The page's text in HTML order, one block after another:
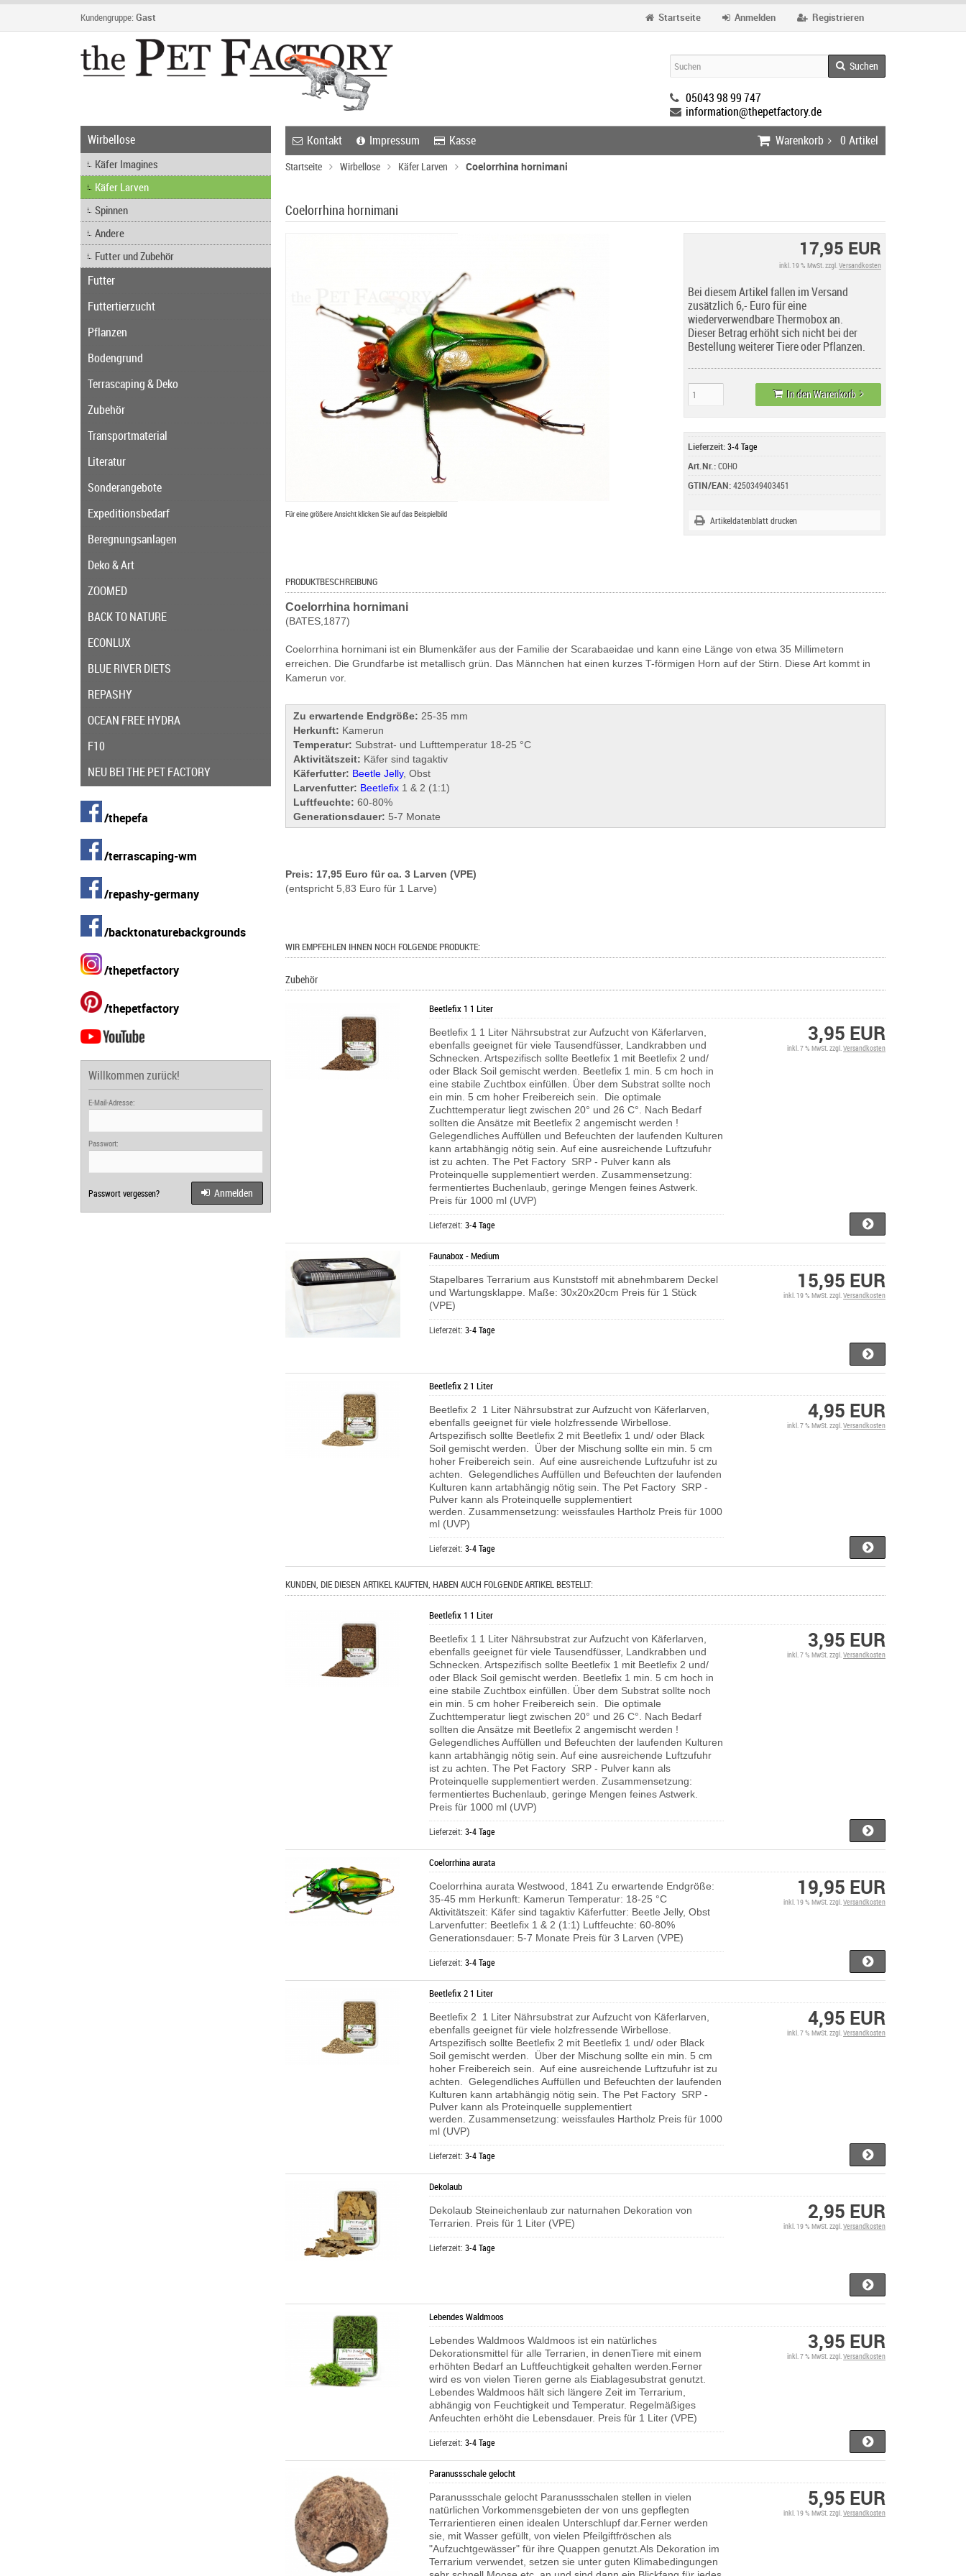
Kundengruppe: Gast Registrieren
Anmelden
Startseite
Suchen
05043 98 99 747
information@thepetfactory.de
Kontakt
Impressum Kasse Warenkorb 0 Artikel
Startseite Wirbellose Käfer Larven Coelorrhina hornimani
Coelorrhina hornimani
Für eine größere Ansicht klicken Sie auf das Beispielbild
17,95 EUR
inkl. 19 % MwSt. zzgl.Versandkosten
Bei diesem Artikel fallen im Versand
zusätzlich 6,- Euro für eine
wiederverwendbare Thermobox an.
Dieser Betrag erhöht sich nicht bei der
Bestellung weiterer Tiere oder Pflanzen.
In den Warenkorb
Lieferzeit:3-4 Tage
Art.Nr.:COHO
GTIN/EAN:4250349403451
Artikeldatenblatt drucken
PRODUKTBESCHREIBUNG
Coelorrhina hornimani
(BATES,1877)
Coelorrhina hornimani ist ein Blumenkäfer aus der Familie der Scarabaeidae und kann eine Länge von etwa 35 Millimetern
erreichen. Die Grundfarbe ist metallisch grün. Das Männchen hat einen kurzes T-förmigen Horn auf der Stirn. Diese Art kommt in
Kamerun vor.
Zu erwartende Endgröße: 25-35 mm
Herkunft: Kamerun
Temperatur: Substrat- und Lufttemperatur 18-25 °C
Aktivitätszeit: Käfer sind tagaktiv
Käferfutter: Beetle Jelly, Obst
Larvenfutter: Beetlefix 1 & 2 (1:1)
Luftfeuchte: 60-80%
Generationsdauer: 5-7 Monate
Preis: 17,95 Euro für ca. 3 Larven (VPE)
(entspricht 5,83 Euro für 1 Larve)
WIR EMPFEHLEN IHNEN NOCH FOLGENDE PRODUKTE:
Zubehör
Beetlefix 1 1 Liter
Beetlefix 1 1 Liter Nährsubstrat zur Aufzucht von Käferlarven,
ebenfalls geeignet für viele Tausendfüsser, Landkrabben und
Schnecken. Artspezifisch sollte Beetlefix 1 mit Beetlefix 2 und/
oder Black Soil gemischt werden. Beetlefix 1 min. 5 cm hoch in
eine stabile Zuchtbox einfüllen. Über dem Substrat sollte noch
ein min. 5 cm hoher Freibereich sein. Die optimale
Zuchttemperatur liegt zwischen 20° und 26 C°. Nach Bedarf
sollten die Ansätze mit Beetlefix 2 angemischt werden !
Gelegendliches Auffüllen und Befeuchten der laufenden Kulturen
kann artabhängig nötig sein. Auf eine ausreichende Luftzufuhr
ist zu achten.The Pet Factory SRP - Pulver kann als
Proteinquelle supplementiert werden.Zusammensetzung:
fermentiertes Buchenlaub, geringe Mengen feines Astwerk.
Preis für 1000 ml (UVP)
Lieferzeit:3-4 Tage
3,95 EUR
inkl. 7 % MwSt. zzgl.Versandkosten
Faunabox - Medium
Stapelbares Terrarium aus Kunststoff mit abnehmbarem Deckel
und Wartungsklappe. Maße: 30x20x20cm Preis für 1 Stück
(VPE)
Lieferzeit:3-4 Tage
15,95 EUR
inkl. 19 % MwSt. zzgl.Versandkosten
Beetlefix 2 1 Liter
Beetlefix 2 1 Liter Nährsubstrat zur Aufzucht von Käferlarven,
ebenfalls geeignet für viele holzfressende Wirbellose.
Artspezifisch sollte Beetlefix 2 mit Beetlefix 1 und/ oder Black
Soil gemischt werden. Über der Mischung sollte ein min. 5 cm
hoher Freibereich sein. Auf eine ausreichende Luftzufuhr ist zu
achten. Gelegendliches Auffüllen und Befeuchten der laufenden
Kulturen kann artabhängig nötig sein.The Pet Factory SRP -
Pulver kann als Proteinquelle supplementiert
werden.Zusammensetzung:weissfaules Hartholz Preis für 1000
ml (UVP)
Lieferzeit:3-4 Tage
4,95 EUR
inkl. 7 % MwSt. zzgl.Versandkosten
KUNDEN, DIE DIESEN ARTIKEL KAUFTEN, HABEN AUCH FOLGENDE ARTIKEL BESTELLT:
Beetlefix 1 1 Liter
Beetlefix 1 1 Liter Nährsubstrat zur Aufzucht von Käferlarven,
ebenfalls geeignet für viele Tausendfüsser, Landkrabben und
Schnecken. Artspezifisch sollte Beetlefix 1 mit Beetlefix 2 und/
oder Black Soil gemischt werden. Beetlefix 1 min. 5 cm hoch in
eine stabile Zuchtbox einfüllen. Über dem Substrat sollte noch
ein min. 5 cm hoher Freibereich sein. Die optimale
Zuchttemperatur liegt zwischen 20° und 26 C°. Nach Bedarf
sollten die Ansätze mit Beetlefix 2 angemischt werden !
Gelegendliches Auffüllen und Befeuchten der laufenden Kulturen
kann artabhängig nötig sein. Auf eine ausreichende Luftzufuhr
ist zu achten.The Pet Factory SRP - Pulver kann als
Proteinquelle supplementiert werden.Zusammensetzung:
fermentiertes Buchenlaub, geringe Mengen feines Astwerk.
Preis für 1000 ml (UVP)
Lieferzeit:3-4 Tage
3,95 EUR
inkl. 7 % MwSt. zzgl.Versandkosten
Coelorrhina aurata
Coelorrhina aurata Westwood, 1841 Zu erwartende Endgröße:
35-45 mm Herkunft: Kamerun Temperatur: 18-25 °C
Aktivitätszeit: Käfer sind tagaktiv Käferfutter: Beetle Jelly, Obst
Larvenfutter: Beetlefix 1 & 2 (1:1) Luftfeuchte: 60-80%
Generationsdauer: 5-7 Monate Preis für 3 Larven (VPE)
Lieferzeit:3-4 Tage
19,95 EUR
inkl. 19 % MwSt. zzgl.Versandkosten
Beetlefix 2 1 Liter
Beetlefix 2 1 Liter Nährsubstrat zur Aufzucht von Käferlarven,
ebenfalls geeignet für viele holzfressende Wirbellose.
Artspezifisch sollte Beetlefix 2 mit Beetlefix 1 und/ oder Black
Soil gemischt werden. Über der Mischung sollte ein min. 5 cm
hoher Freibereich sein. Auf eine ausreichende Luftzufuhr ist zu
achten. Gelegendliches Auffüllen und Befeuchten der laufenden
Kulturen kann artabhängig nötig sein.The Pet Factory SRP -
Pulver kann als Proteinquelle supplementiert
werden.Zusammensetzung:weissfaules Hartholz Preis für 1000
ml (UVP)
Lieferzeit:3-4 Tage
4,95 EUR
inkl. 7 % MwSt. zzgl.Versandkosten
Dekolaub
Dekolaub Steineichenlaub zur naturnahen Dekoration von
Terrarien. Preis für 1 Liter (VPE)
Lieferzeit:3-4 Tage
2,95 EUR
inkl. 19 % MwSt. zzgl.Versandkosten
Lebendes Waldmoos
Lebendes Waldmoos Waldmoos ist ein natürliches
Dekorationsmittel für alle Terrarien, in denenTiere mit einem
erhöhten Bedarf an Luftfeuchtigkeit gehalten werden.Ferner
wird es von vielen Tieren gerne als Eiablagesubstrat genutzt.
Lebendes Waldmoos hält sich längere Zeit im Terrarium,
abhängig von Feuchtigkeit und Temperatur. Regelmäßiges
Anfeuchten erhöht die Lebensdauer. Preis für 1 Liter (VPE)
Lieferzeit:3-4 Tage
3,95 EUR
inkl. 7 % MwSt. zzgl.Versandkosten
Paranussschale gelocht
Paranussschale gelocht Paranussschalen stellen in vielen
natürlichen Vorkommensgebieten der von uns gepflegten
Terrarientieren einen idealen Unterschlupf dar.Ferner werden
sie, mit Wasser gefüllt, von vielen Pfeilgiftfröschen als
"Aufzuchtgewässer" für ihre Quappen genutzt.Als Dekoration im
Terrarium verwendet, setzen sie unter guten Klimabedingungen
5,95 EUR
inkl. 19 % MwSt. zzgl.Versandkosten
Wirbellose
Käfer Imagines
Käfer Larven
Spinnen
Andere
Futter und Zubehör
Futter
Futtertierzucht
Pflanzen
Bodengrund
Terrascaping & Deko
Zubehör
Transportmaterial
Literatur
Sonderangebote
Expeditionsbedarf
Beregnungsanlagen
Deko & Art
ZOOMED
BACK TO NATURE
ECONLUX
BLUE RIVER DIETS
REPASHY
OCEAN FREE HYDRA
F10
NEU BEI THE PET FACTORY
/thepefa
/terrascaping-wm
/repashy-germany
/backtonaturebackgrounds
/thepetfactory
/thepetfactory
Willkommen zurück!
E-Mail-Adresse:
Passwort:
Passwort vergessen? Anmelden